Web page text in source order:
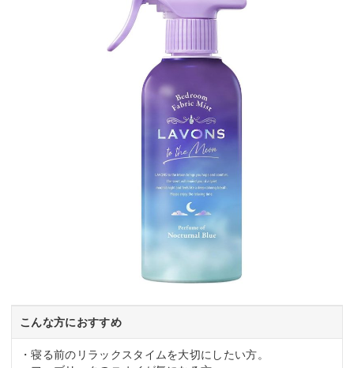
こんな方におすすめ
・寝る前のリラックスタイムを大切にしたい方。